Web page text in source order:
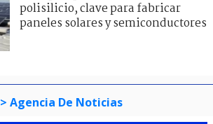
polisilicio, clave para fabricar
paneles solares y semiconductores
> Agencia De Noticias